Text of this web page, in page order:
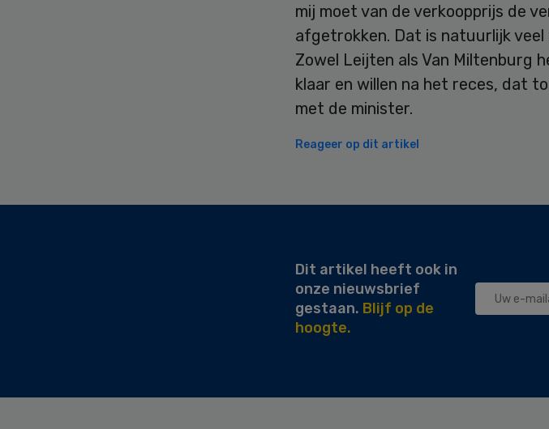
mij moet van de verkoopprijs de
afgetrokken. Dat is natuurlijk veel
Zowel Leijten als Van Miltenburg
klaar en willen na het reces, dat
met de minister.
Reageer op dit artikel
Secondary
Dit artikel heeft ook in
onze nieuwsbrief
gestaan. Blijf op de
hoogte.